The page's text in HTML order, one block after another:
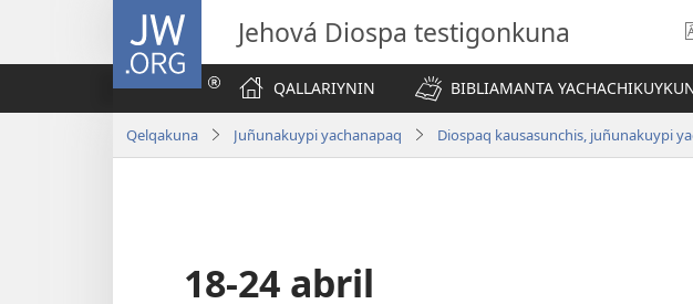
JW.ORG
Jehová Diospa testigonkuna
QALLARIYNIN BIBLIAMANTA
Qelqakuna Juñunakuypi yachanapaq Diospaq kausasunchis, juñunakuypi
18-24 abril